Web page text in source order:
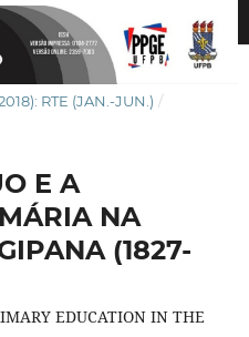
RTE (JAN.-JUN.) /
E A
NA
(1827-
EDUCATION IN THE